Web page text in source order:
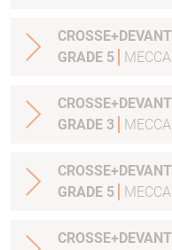
GRADE 5
GRADE 3
GRADE 5